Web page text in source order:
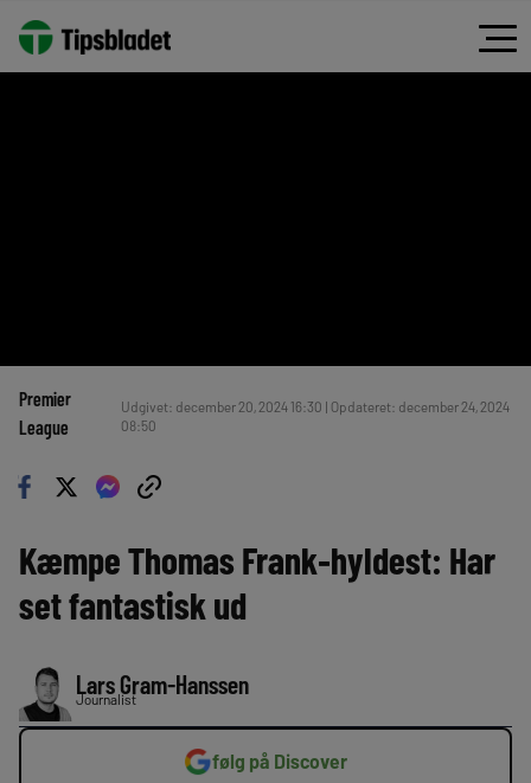
Premier
League
Udgivet: december 20, 2024 16:30 | Opdateret: december 24, 2024
08:50
Kæmpe Thomas Frank-hyldest: Har
set fantastisk ud
Lars Gram-Hanssen
Journalist
følg på Discover